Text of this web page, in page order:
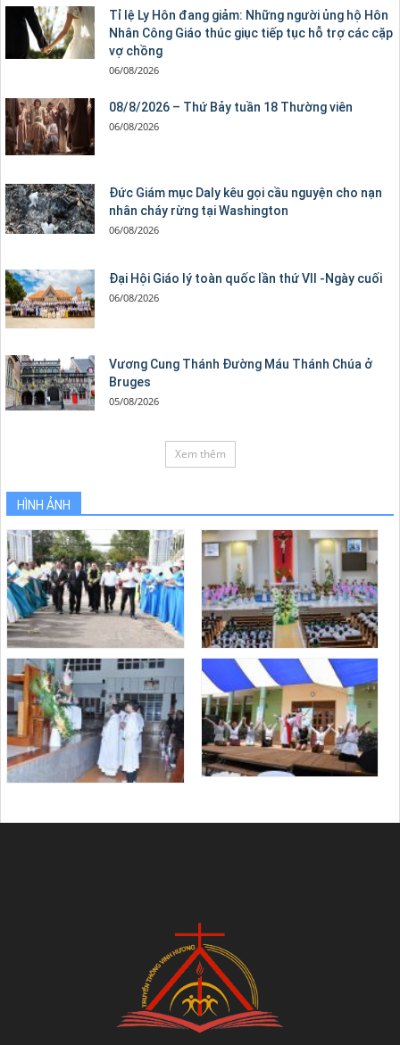
Tỉ lệ Ly Hôn đang giảm: Những người ủng hộ Hôn
Nhân Công Giáo thúc giục tiếp tục hỗ trợ các cặp
vợ chồng
06/08/2026
08/8/2026 – Thứ Bảy tuần 18 Thường viên
06/08/2026
Đức Giám mục Daly kêu gọi cầu nguyện cho nạn
nhân cháy rừng tại Washington
06/08/2026
Đại Hội Giáo lý toàn quốc lần thứ VII -Ngày cuối
06/08/2026
Vương Cung Thánh Ðường Máu Thánh Chúa ở
Bruges
05/08/2026
Xem thêm
HÌNH ẢNH